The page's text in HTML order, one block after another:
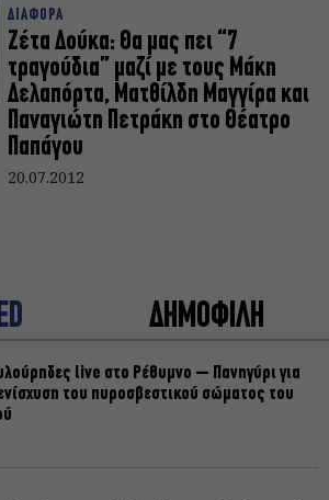
ΔΙΑΦΟΡΑ
Ζέτα Δούκα: Θα μας πει “7
τραγούδια” μαζί με τους Μάκη
Δελαπόρτα, Ματθίλδη Μαγγίρα και
Παναγιώτη Πετράκη στο Θέατρο
Παπάγου
20.07.2012
ΔΗΜΟΦΙΛΗ
live στο Ρέθυμνο – Πανηγύρι για
του πυροσβεστικού σώματος του